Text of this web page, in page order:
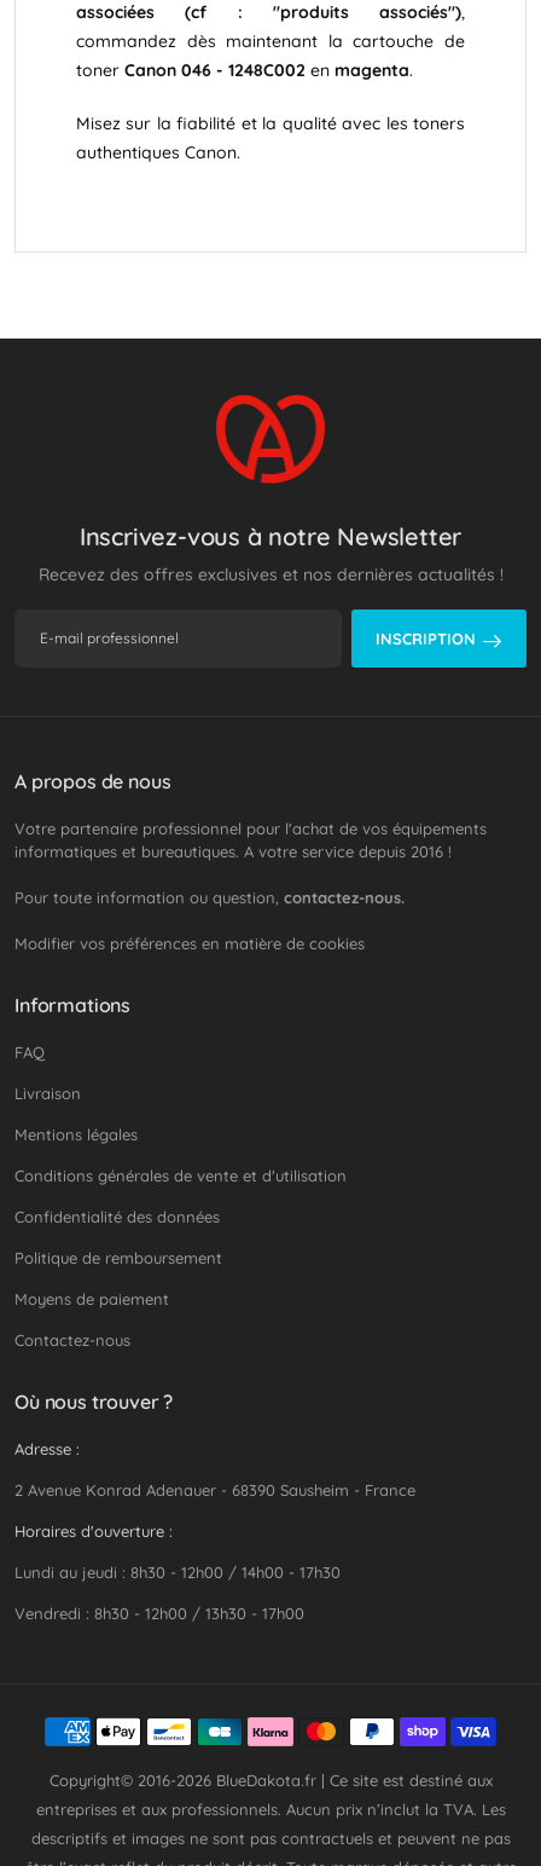
associées (cf : "produits associés"),
commandez dès maintenant la cartouche de
toner Canon 046 - 1248C002 en magenta.
Misez sur la fiabilité et la qualité avec les toners
authentiques Canon.
Inscrivez-vous à notre Newsletter
Recevez des offres exclusives et nos dernières actualités !
INSCRIPTION
A propos de nous
Votre partenaire professionnel pour l'achat de vos équipements
informatiques et bureautiques. A votre service depuis 2016 !
Pour toute information ou question, contactez-nous.
Modifier vos préférences en matière de cookies
Informations
FAQ
Livraison
Mentions légales
Conditions générales de vente et d'utilisation
Confidentialité des données
Politique de remboursement
Moyens de paiement
Contactez-nous
Où nous trouver ?
Adresse :
2 Avenue Konrad Adenauer - 68390 Sausheim - France
Horaires d'ouverture :
Lundi au jeudi : 8h30 - 12h00 / 14h00 - 17h30
Vendredi : 8h30 - 12h00 / 13h30 - 17h00
Copyright© 2016-2026 BlueDakota.fr| Ce site est destiné aux
entreprises et aux professionnels. Aucun prix n’inclut la TVA. Les
descriptifs et images ne sont pas contractuels et peuvent ne pas